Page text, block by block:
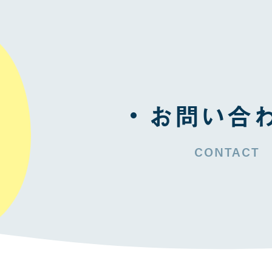
お問い合
CONTACT